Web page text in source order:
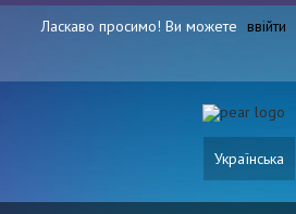
Ласкаво просимо! Ви можете ввійти
Українська